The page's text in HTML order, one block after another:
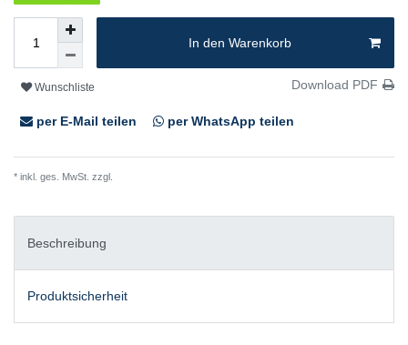
In den Warenkorb
Wunschliste Download PDF
per E-Mail teilen per WhatsApp teilen
* inkl. ges. MwSt. zzgl.
Beschreibung
Produktsicherheit